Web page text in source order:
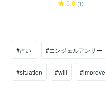
5.0 (1)
#占い #エンジェルアンサー
#situation #will #improve